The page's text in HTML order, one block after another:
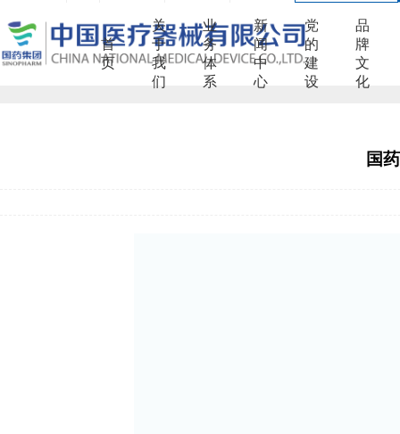
首
页
关
于
我
们
业
务
体
系
新
闻
中
心
党
的
建
设
品
牌
文
化
国